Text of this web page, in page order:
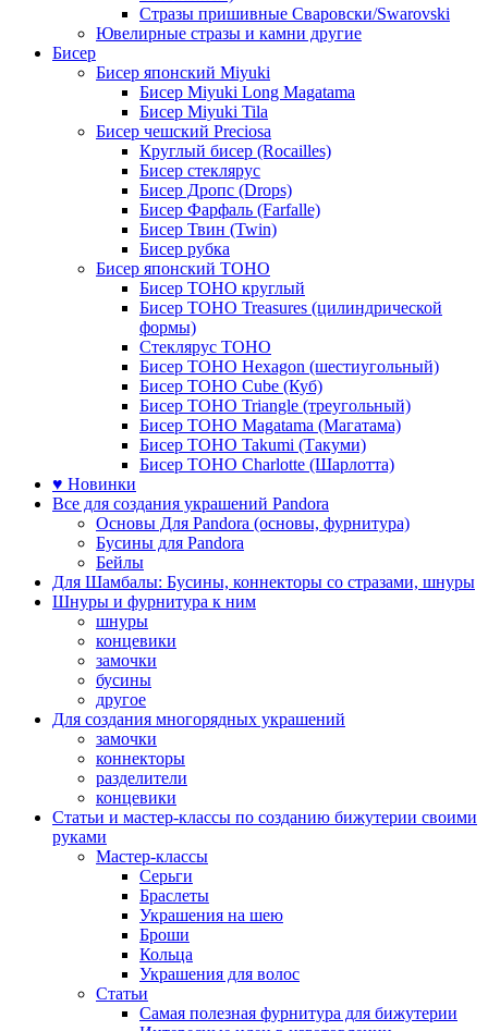
Стразы пришивные Сваровски/Swarovski
Ювелирные стразы и камни другие
Бисер
Бисер японский Miyuki
Бисер Miyuki Long Magatama
Бисер Miyuki Tila
Бисер чешский Preciosa
Круглый бисер (Rocailles)
Бисер стеклярус
Бисер Дропс (Drops)
Бисер Фарфаль (Farfalle)
Бисер Твин (Twin)
Бисер рубка
Бисер японский TOHO
Бисер TOHO круглый
Бисер TOHO Treasures (цилиндрической
формы)
Стеклярус TOHO
Бисер TOHO Hexagon (шестиугольный)
Бисер TOHO Cube (Куб)
Бисер TOHO Triangle (треугольный)
Бисер TOHO Magatama (Магатама)
Бисер TOHO Takumi (Такуми)
Бисер TOHO Charlotte (Шарлотта)
♥ Новинки
Все для создания украшений Pandora
Основы Для Pandora (основы, фурнитура)
Бусины для Pandora
Бейлы
Для Шамбалы: Бусины, коннекторы со стразами, шнуры
Шнуры и фурнитура к ним
шнуры
концевики
замочки
бусины
другое
Для создания многорядных украшений
замочки
коннекторы
разделители
концевики
Статьи и мастер-классы по созданию бижутерии своими
руками
Мастер-классы
Серьги
Браслеты
Украшения на шею
Броши
Кольца
Украшения для волос
Статьи
Самая полезная фурнитура для бижутерии